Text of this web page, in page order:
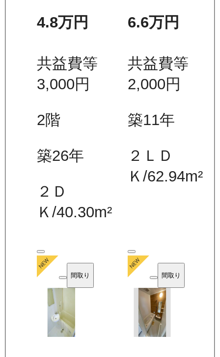
4.8万円
共益費等
3,000円
2階
築26年
２Ｄ
Ｋ/40.30m²
6.6万円
共益費等
2,000円
築11年
２ＬＤ
Ｋ /62.94m²
間取り 間取り